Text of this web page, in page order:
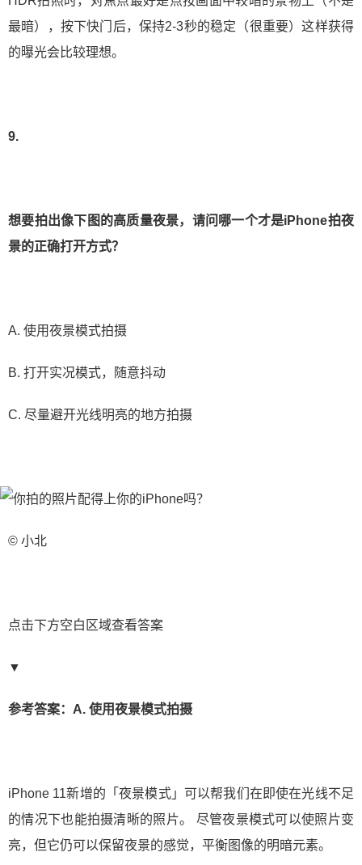
最暗），按下快门后，保持2-3秒的稳定（很重要）这样获得
的曝光会比较理想。
9.
想要拍出像下图的高质量夜景，请问哪一个才是iPhone拍夜
景的正确打开方式？
A. 使用夜景模式拍摄
B. 打开实况模式，随意抖动
C. 尽量避开光线明亮的地方拍摄
© 小北
点击下方空白区域查看答案
▼
参考答案：A. 使用夜景模式拍摄
iPhone 11新增的「夜景模式」可以帮我们在即使在光线不足
的情况下也能拍摄清晰的照片。 尽管夜景模式可以使照片变
亮，但它仍可以保留夜景的感觉，平衡图像的明暗元素。